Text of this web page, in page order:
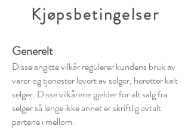
Kjøpsbetingelser
Generelt
Disse angitte vilkår regulerer kundens bruk av
varer og tjenester levert av selger, heretter kalt
selger. Disse vilkårene gjelder for alt salg fra
selger så lenge ikke annet er skriftlig avtalt
partene i mellom.